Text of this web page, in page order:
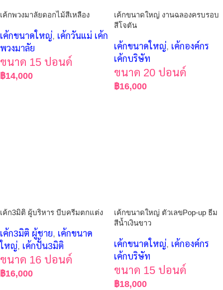
เค้กพวงมาลัยดอกไม้สีเหลือง
เค้กขนาดใหญ่, เค้กวันแม่ เค้ก
พวงมาลัย
ขนาด 15 ปอนด์
฿14,000
เค้กขนาดใหญ่ งานฉลองครบรอบ
สีโจตัน
เค้กขนาดใหญ่, เค้กองค์กร
เค้กบริษัท
ขนาด 20 ปอนด์
฿16,000
เค้ก3มิติ ผู้บริหาร บีบครีมตกแต่ง
เค้ก3มิติ ผู้ชาย, เค้กขนาด
ใหญ่, เค้กปั้น3มิติ
ขนาด 16 ปอนด์
฿16,000
เค้กขนาดใหญ่ ตัวเลขPop-up ธีม
สีน้ำเงินขาว
เค้กขนาดใหญ่, เค้กองค์กร
เค้กบริษัท
ขนาด 15 ปอนด์
฿18,000